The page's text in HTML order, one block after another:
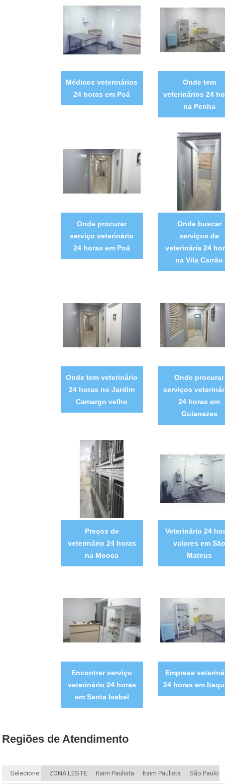
Médicos veterinários
24 horas em Poá
Onde tem
veterinários 24
na Penha
Onde procurar
serviço veterinário
24 horas em Poá
Onde buscar
serviços de
veterinária 24
na Vila Carrão
Onde tem veterinário
24 horas no Jardim
Camargo velho
Onde procurar
serviços
24 horas em
Guianazes
Preços de
veterinário 24 horas
na Mooca
Veterinário 24
valores em São
Mateus
Encontrar serviço
veterinário 24 horas
em Santa Isabel
Empresa
24 horas em
Regiões de Atendimento
Selecione: ZONA LESTE Itaim Paulista Itaim Paulista São Paulo